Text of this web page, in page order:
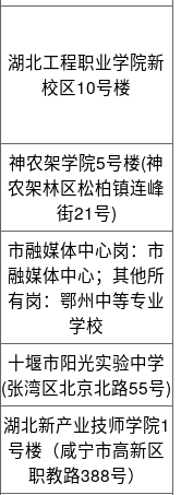
湖北工程职业学院新
校区10号楼
神农架学院5号楼(神
农架林区松柏镇连峰
街21号)
市融媒体中心岗：市
融媒体中心；其他所
有岗：鄂州中等专业
学校
十堰市阳光实验中学
(张湾区北京北路55号)
湖北新产业技师学院1
号楼（咸宁市高新区
职教路388号）